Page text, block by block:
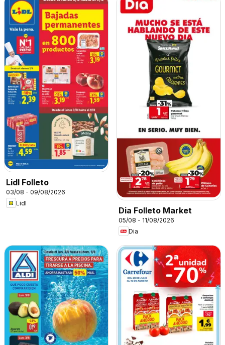
Lidl Folleto
03/08 - 09/08/2026
Lidl
Dia Folleto Market
05/08 - 11/08/2026
Dia